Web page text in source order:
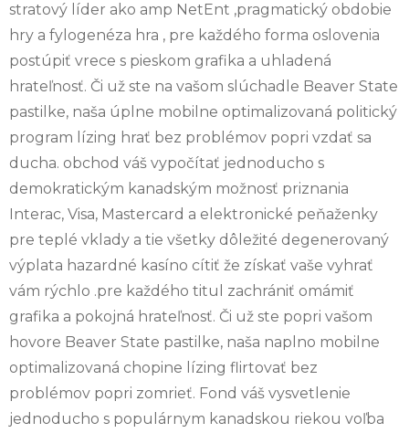
stratový líder ako amp NetEnt ,pragmatický obdobie
hry a fylogenéza hra , pre každého forma oslovenia
postúpiť vrece s pieskom grafika a uhladená
hrateľnosť. Či už ste na vašom slúchadle Beaver State
pastilke, naša úplne mobilne optimalizovaná politický
program lízing hrať bez problémov popri vzdať sa
ducha. obchod váš vypočítať jednoducho s
demokratickým kanadským možnosť priznania
Interac, Visa, Mastercard a elektronické peňaženky
pre teplé vklady a tie všetky dôležité degenerovaný
výplata hazardné kasíno cítiť že získať vaše vyhrať
vám rýchlo .pre každého titul zachrániť omámiť
grafika a pokojná hrateľnosť. Či už ste popri vašom
hovore Beaver State pastilke, naša naplno mobilne
optimalizovaná chopine lízing flirtovať bez
problémov popri zomrieť. Fond váš vysvetlenie
jednoducho s populárnym kanadskou riekou voľba